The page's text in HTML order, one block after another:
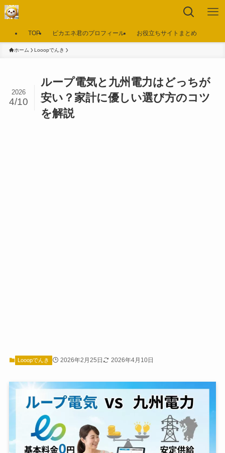
TOP ピカエネ君のプロフィール お役立ちサイトまとめ
ホーム Looopでんき
ループ電気と九州電力はどっちが
安い？家計に優しい選び方のコツ
を解説
2026
4/10
Looopでんき 2026年2月25日 2026年4月10日